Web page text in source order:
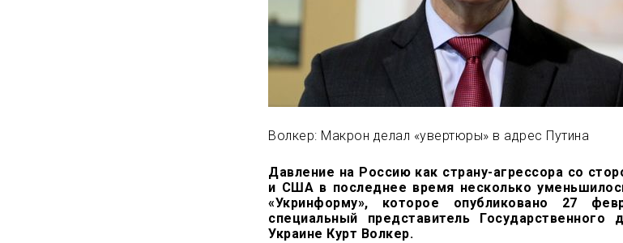
Волкер: Макрон делал «увертюры» в адрес Путина
Давление на Россию как страну-агрессора со
и США в последнее время несколько
«Укринформу», которое опубликовано 27
специальный представитель
Украине Курт Волкер.